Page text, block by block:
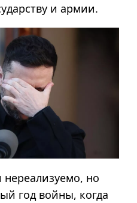
и армии.
нереализуемо, но
год войны, когда